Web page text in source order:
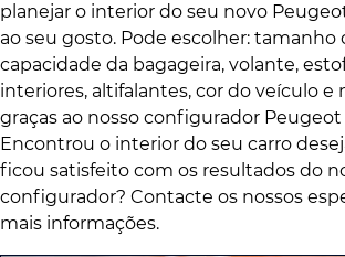
planejar o interior do seu novo
ao seu gosto. Pode escolher: tamanho
capacidade da bagageira, volante,
interiores, altifalantes, cor do veículo e
graças ao nosso configurador
Encontrou o interior do seu carro
ficou satisfeito com os resultados do
configurador? Contacte os nossos
mais informações.